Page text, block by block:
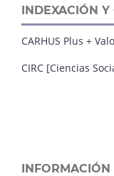
INDEXACIÓN
CARHUS Plus +
CIRC [Ciencias
INFORMACIÓN